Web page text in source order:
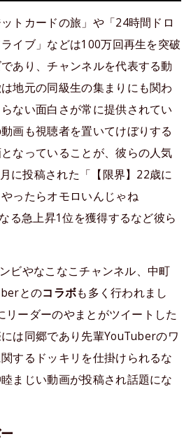
トカードの旅」や「24時間ドロ
イブ」などは100万回再生を突破
あり、チャンネルを代表する動
地元の同級生の集まりにも関わ
ない面白さが常に提供されてい
画も視聴者を置いてけぼりする
なっていることが、彼らの人気
に投稿された「【限界】22歳に
ったらオモロいんじゃね
る急上昇1位を獲得するなど彼ら
ビやなこなこチャンネル、中町
とのコラボも多く行われまし
リーダーのやまとがツイートした
は同郷であり先輩YouTuberのワ
するドッキリを仕掛けられるな
まじい動画が投稿され話題にな